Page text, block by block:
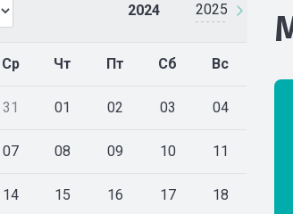
2024 2025
Ср Чт Пт Сб Вс
31 01 02 03 04
07 08 09 10 11
14 15 16 17 18